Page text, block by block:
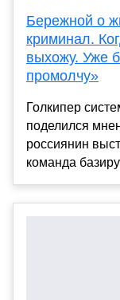
Бережной о
криминал.
выхожу. Уже
промолчу»
Голкипер
поделился
россиянин
команда